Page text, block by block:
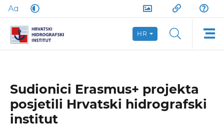
HR
Sudionici Erasmus+ projekta
posjetili Hrvatski hidrografski
institut